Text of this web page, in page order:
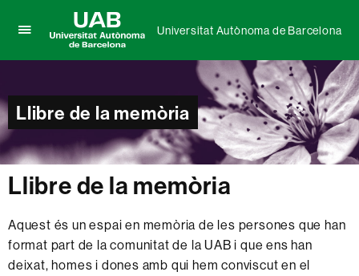
per
el
menú
de
Universitat
Autònoma
de
Barcelona
de
Barcelona
Universitat Autònoma de Barcelona
Llibre de la memòria
Llibre de la memòria
Aquest és un espai en memòria de les persones que han
format part de la comunitat de la UAB i que ens han
deixat, homes i dones amb qui hem conviscut en el